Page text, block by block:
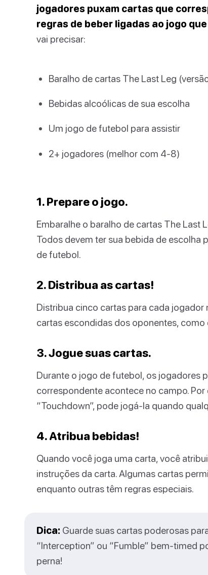
jogadores puxam cartas que
regras de beber ligadas ao jogo
vai precisar:
Baralho de cartas The Last Leg
Bebidas alcoólicas de sua escolha
Um jogo de futebol para assistir
2+ jogadores (melhor com 4-8)
1. Prepare o jogo.
Embaralhe o baralho de cartas The Last
Todos devem ter sua bebida de escolha
de futebol.
2. Distribua as cartas!
Distribua cinco cartas para cada
cartas escondidas dos oponentes, como
3. Jogue suas cartas.
Durante o jogo de futebol, os jogadores
correspondente acontece no campo.
“Touchdown”, pode jogá-la quando
4. Atribua bebidas!
Quando você joga uma carta, você
instruções da carta. Algumas cartas
enquanto outras têm regras especiais.
Dica: Guarde suas cartas poderosas
“Interception” ou “Fumble” bem-timed
perna!